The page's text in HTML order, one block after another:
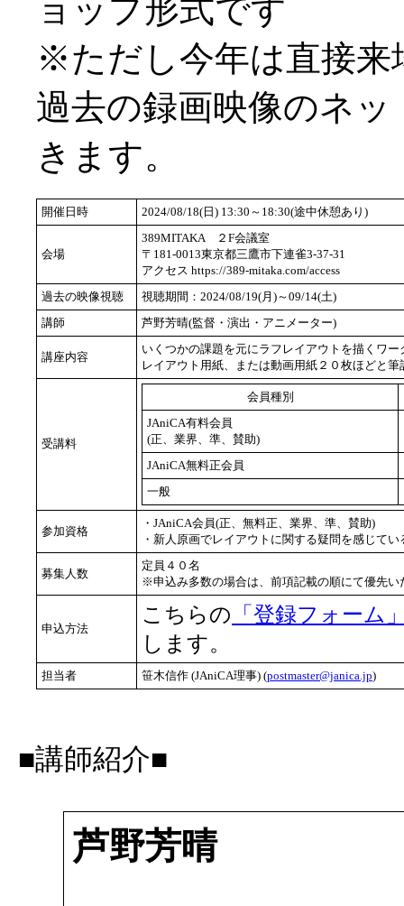
ョップ形式です
※ただし今年は直接来
過去の録画映像のネ
きます。
開催日時 2024/08/18(日) 13:30～18:30(途中休憩あり)
会場
389MITAKA ２F会議室
〒181-0013東京都三鷹市下連雀3-37-31
アクセス https://389-mitaka.com/access
過去の映像視聴
視聴期間：2024/08/19(月)～09/14(土)
講師
芦野芳晴(監督・演出・アニメーター)
講座内容
いくつかの課題を元にラフレイアウトを描くワ
レイアウト用紙、または動画用紙２０枚ほどと
受講料
会員種別
JAniCA有料会員
(正、業界、準、賛助)
JAniCA無料正会員
一般
参加資格
・JAniCA会員(正、無料正、業界、準、賛助)
・新人原画でレイアウトに関する疑問を感じてい
募集人数
定員４０名
※申込み多数の場合は、前項記載の順にて優先い
申込方法
こちらの 「登録フォーム
します。
担当者 笹木信作 (JAniCA理事) (postmaster@janica.jp)
■講師紹介■
芦野芳晴